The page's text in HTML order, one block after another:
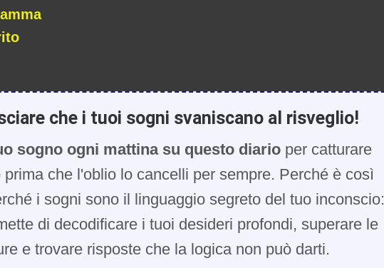
che i tuoi sogni svaniscano al risveglio!
sogno ogni mattina su questo diario per catturare
prima che l'oblio lo cancelli per sempre. Perché è così
i sogni sono il linguaggio segreto del tuo inconscio:
di decodificare i tuoi desideri profondi, superare le
e trovare risposte che la logica non può darti.